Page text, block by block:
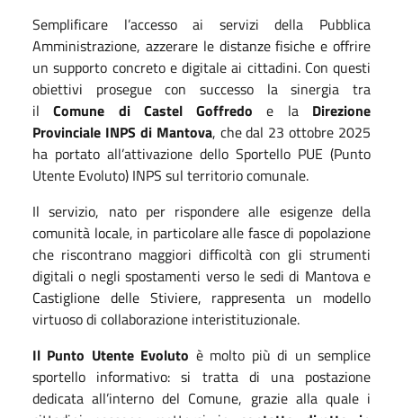
Semplificare l’accesso ai servizi della Pubblica
Amministrazione, azzerare le distanze fisiche e offrire
un supporto concreto e digitale ai cittadini. Con questi
obiettivi prosegue con successo la sinergia tra
ilComune di Castel Goffredo e la Direzione
Provinciale INPS di Mantova, che dal 23 ottobre 2025
ha portato all’attivazione dello Sportello PUE (Punto
Utente Evoluto) INPS sul territorio comunale.
Il servizio, nato per rispondere alle esigenze della
comunità locale, in particolare alle fasce di popolazione
che riscontrano maggiori difficoltà con gli strumenti
digitali o negli spostamenti verso le sedi di Mantova e
Castiglione delle Stiviere, rappresenta un modello
virtuoso di collaborazione interistituzionale.
Il Punto Utente Evoluto è molto più di un semplice
sportello informativo: si tratta di una postazione
dedicata all’interno del Comune, grazie alla quale i